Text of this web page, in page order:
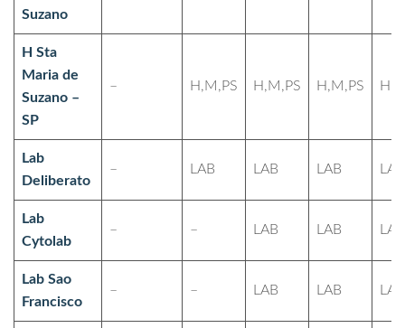
Suzano
H Sta
Maria de
Suzano –
SP
– H,M,PS H,M,PS H,M,PS
Lab
Deliberato
– LAB LAB LAB LAB
Lab
Cytolab
– – LAB LAB LAB
Lab Sao
Francisco
– – LAB LAB LAB